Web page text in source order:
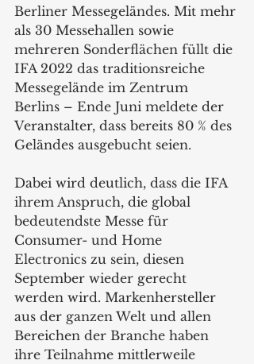
Berliner Messegeländes. Mit mehr
als 30 Messehallen sowie
mehreren Sonderflächen füllt die
IFA 2022 das traditionsreiche
Messegelände im Zentrum
Berlins – Ende Juni meldete der
Veranstalter, dass bereits 80 % des
Geländes ausgebucht seien.
Dabei wird deutlich, dass die IFA
ihrem Anspruch, die global
bedeutendste Messe für
Consumer- und Home
Electronics zu sein, diesen
September wieder gerecht
werden wird. Markenhersteller
aus der ganzen Welt und allen
Bereichen der Branche haben
ihre Teilnahme mittlerweile